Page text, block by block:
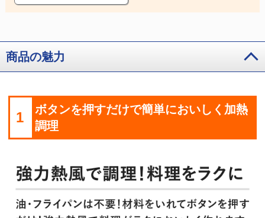
商品の魅力
1
ボタンを押すだけで簡単においしく加熱
調理